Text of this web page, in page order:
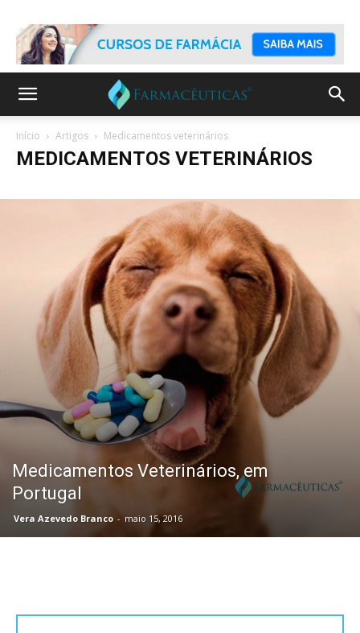
Início Artigos Medicamentos veterinários
MEDICAMENTOS VETERINÁRIOS
Medicamentos Veterinários, em
Portugal
Vera Azevedo Branco - maio 15, 2016